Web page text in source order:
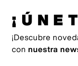
¡Descubre
con nuestra